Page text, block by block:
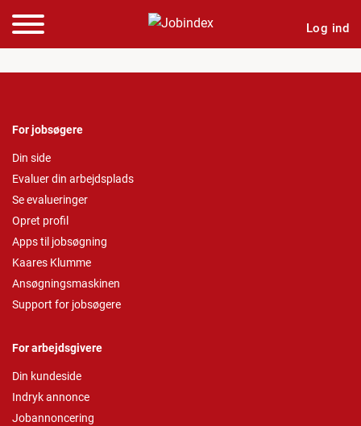
Log ind
For jobsøgere
Din side
Evaluer din arbejdsplads
Se evalueringer
Opret profil
Apps til jobsøgning
Kaares Klumme
Ansøgningsmaskinen
Support for jobsøgere
For arbejdsgivere
Din kundeside
Indryk annonce
Jobannoncering